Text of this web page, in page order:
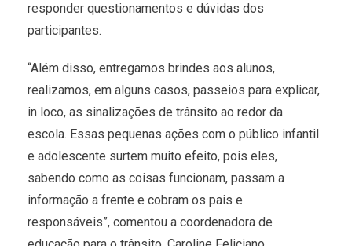
responder questionamentos e dúvidas dos
participantes.
“Além disso, entregamos brindes aos alunos,
realizamos, em alguns casos, passeios para explicar,
in loco, as sinalizações de trânsito ao redor da
escola. Essas pequenas ações com o público infantil
e adolescente surtem muito efeito, pois eles,
sabendo como as coisas funcionam, passam a
informação a frente e cobram os pais e
responsáveis”, comentou a coordenadora de